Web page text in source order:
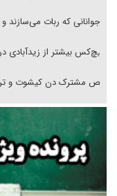
نوجوانانی که ربات می‌سازند و
هیچ‌کس بیشتر از زیدآبادی
رقص مشترک دن کیشوت و
دنده دولت به واگذاری
غریزه‌ی بقا و آقای باقی و رفقا
جراحی‌های زیبایی با مدرک